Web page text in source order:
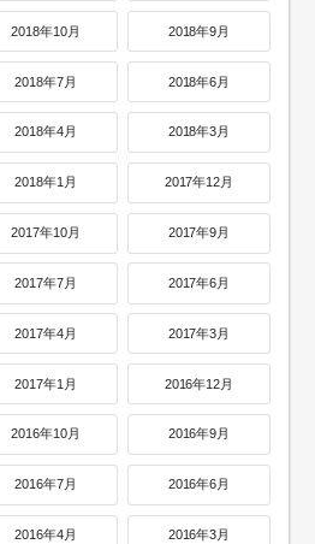
2018年10月 2018年9月
2018年7月 2018年6月
2018年4月 2018年3月
2018年1月 2017年12月
2017年10月 2017年9月
2017年7月 2017年6月
2017年4月 2017年3月
2017年1月 2016年12月
2016年10月 2016年9月
2016年7月 2016年6月
2016年4月 2016年3月